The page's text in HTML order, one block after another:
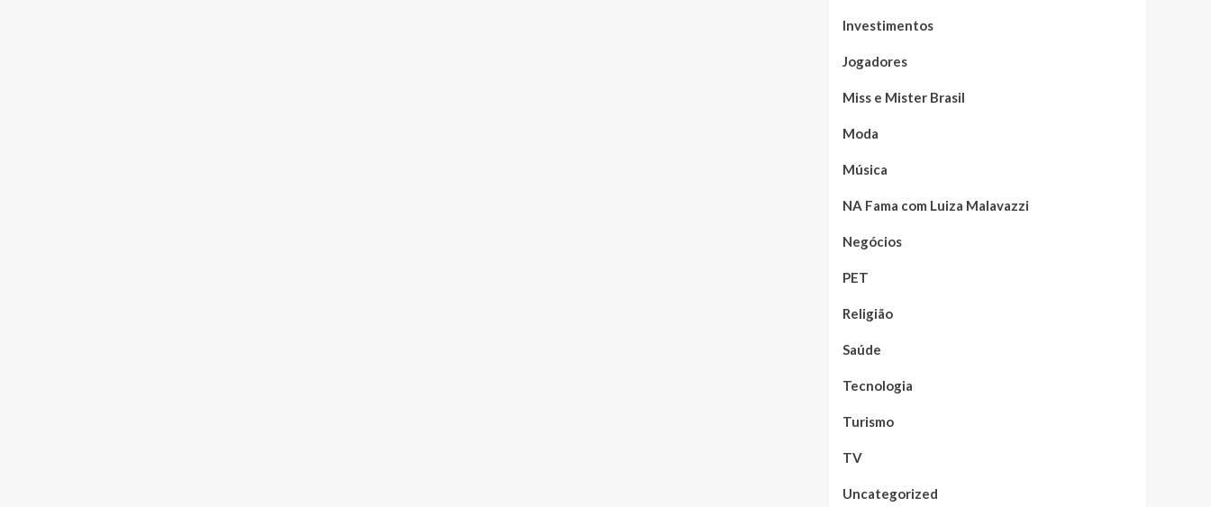
Investimentos
Jogadores
Miss e Mister Brasil
Moda
Música
NA Fama com Luiza Malavazzi
Negócios
PET
Religião
Saúde
Tecnologia
Turismo
TV
Uncategorized